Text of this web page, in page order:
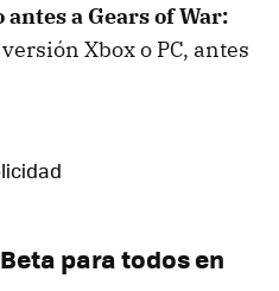
a Gears of War:
Xbox o PC, antes
para todos en